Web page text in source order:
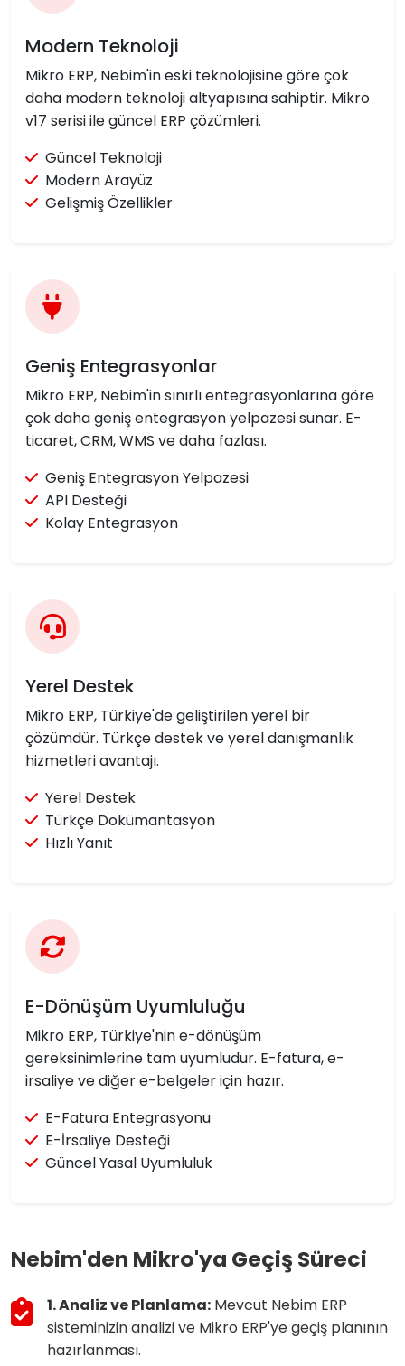
Modern Teknoloji
Mikro ERP, Nebim'in eski teknolojisine göre çok
daha modern teknoloji altyapısına sahiptir. Mikro
v17 serisi ile güncel ERP çözümleri.
Güncel Teknoloji
Modern Arayüz
Gelişmiş Özellikler
Geniş Entegrasyonlar
Mikro ERP, Nebim'in sınırlı entegrasyonlarına göre
çok daha geniş entegrasyon yelpazesi sunar. E-
ticaret, CRM, WMS ve daha fazlası.
Geniş Entegrasyon Yelpazesi
API Desteği
Kolay Entegrasyon
Yerel Destek
Mikro ERP, Türkiye'de geliştirilen yerel bir
çözümdür. Türkçe destek ve yerel danışmanlık
hizmetleri avantajı.
Yerel Destek
Türkçe Dokümantasyon
Hızlı Yanıt
E-Dönüşüm Uyumluluğu
Mikro ERP, Türkiye'nin e-dönüşüm
gereksinimlerine tam uyumludur. E-fatura, e-
irsaliye ve diğer e-belgeler için hazır.
E-Fatura Entegrasyonu
E-İrsaliye Desteği
Güncel Yasal Uyumluluk
Nebim'den Mikro'ya Geçiş Süreci
1. Analiz ve Planlama: Mevcut Nebim ERP
sisteminizin analizi ve Mikro ERP'ye geçiş planının
hazırlanması.